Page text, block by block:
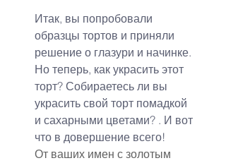
Итак, вы попробовали
образцы тортов и приняли
решение о глазури и начинке.
Но теперь, как украсить этот
торт? Собираетесь ли вы
украсить свой торт помадкой
и сахарными цветами? . И вот
что в довершение всего!
От ваших имен с золотым